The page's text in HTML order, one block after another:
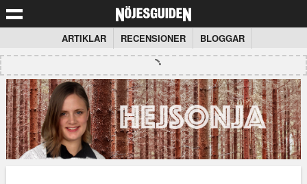
ARTIKLAR RECENSIONER BLOGGAR